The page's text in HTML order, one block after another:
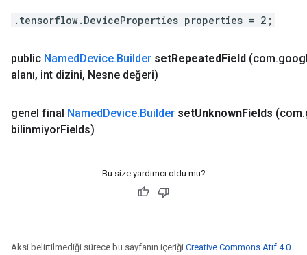
.tensorflow.DeviceProperties properties = 2;
public NamedDevice.Builder setRepeatedField (com.
alanı, int dizini, Nesne değeri)
genel final NamedDevice.Builder setUnknownFields (com.
bilinmiyorFields)
Bu size yardımcı oldu mu?
Aksi belirtilmediği sürece bu sayfanın içeriği Creative Commons Atıf 4.0